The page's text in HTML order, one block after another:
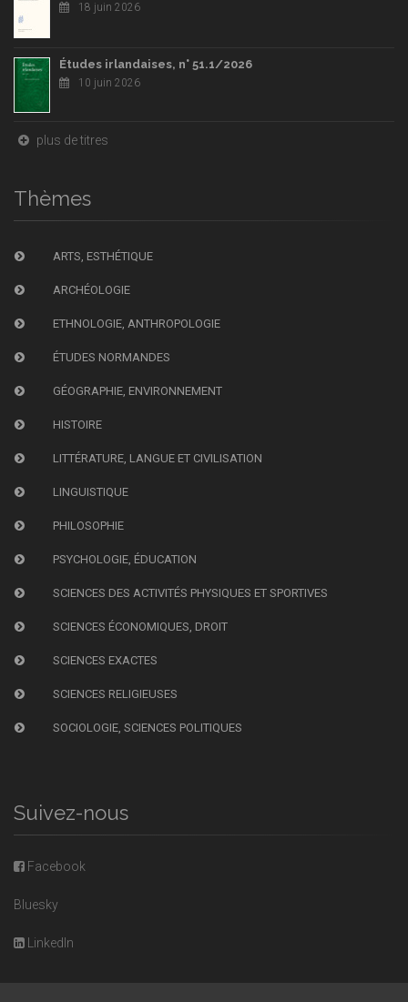
18 juin 2026
Études irlandaises, n° 51.1/2026
10 juin 2026
plus de titres
Thèmes
ARTS, ESTHÉTIQUE
ARCHÉOLOGIE
ETHNOLOGIE, ANTHROPOLOGIE
ÉTUDES NORMANDES
GÉOGRAPHIE, ENVIRONNEMENT
HISTOIRE
LITTÉRATURE, LANGUE ET CIVILISATION
LINGUISTIQUE
PHILOSOPHIE
PSYCHOLOGIE, ÉDUCATION
SCIENCES DES ACTIVITÉS PHYSIQUES ET SPORTIVES
SCIENCES ÉCONOMIQUES, DROIT
SCIENCES EXACTES
SCIENCES RELIGIEUSES
SOCIOLOGIE, SCIENCES POLITIQUES
Suivez-nous
Facebook
Bluesky
LinkedIn